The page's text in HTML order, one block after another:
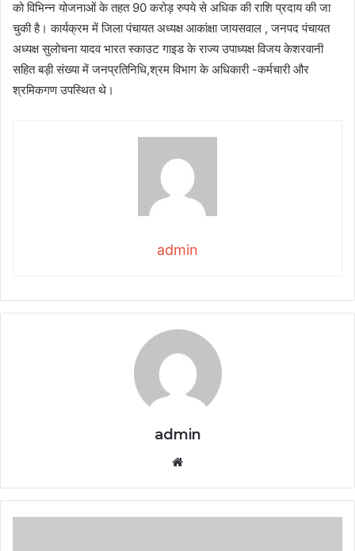
को विभिन्न योजनाओं के तहत 90 करोड़ रुपये से अधिक की राशि प्रदाय की जा
चुकी है। कार्यक्रम में जिला पंचायत अध्यक्ष आकांक्षा जायसवाल , जनपद पंचायत
अध्यक्ष सुलोचना यादव भारत स्काउट गाइड के राज्य उपाध्यक्ष विजय केशरवानी
सहित बड़ी संख्या में जनप्रतिनिधि,श्रम विभाग के अधिकारी -कर्मचारी और
श्रमिकगण उपस्थित थे।
admin
admin